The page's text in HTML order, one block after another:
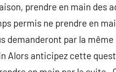
prendre en main des
permis ne prendre en
demanderont par la
Alors anticipez cette